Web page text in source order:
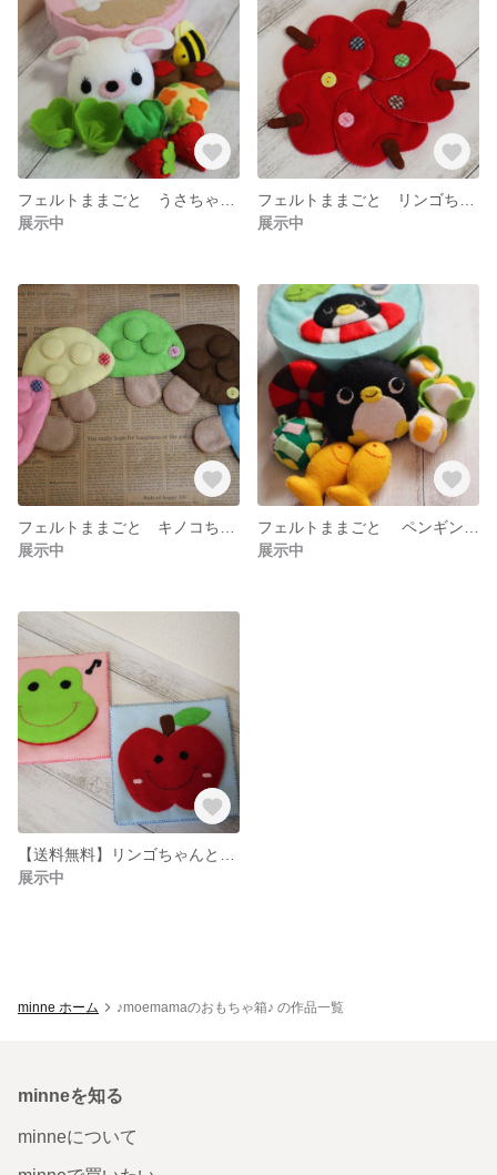
展示中
展示中
展示中
展示中
展示中
minne ホーム ♪moemamaのおもちゃ箱♪ の作品一覧
minneを知る
minneについて